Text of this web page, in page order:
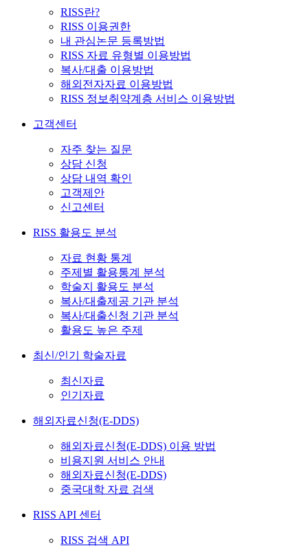
RISS란?
RISS 이용권한
내 관심논문 등록방법
RISS 자료 유형별 이용방법
복사/대출 이용방법
해외전자자료 이용방법
RISS 정보취약계층 서비스 이용방법
고객센터
자주 찾는 질문
상담 신청
상담 내역 확인
고객제안
신고센터
RISS 활용도 분석
자료 현황 통계
주제별 활용통계 분석
학술지 활용도 분석
복사/대출제공 기관 분석
복사/대출신청 기관 분석
활용도 높은 주제
최신/인기 학술자료
최신자료
인기자료
해외자료신청(E-DDS)
해외자료신청(E-DDS) 이용 방법
비용지원 서비스 안내
해외자료신청(E-DDS)
중국대학 자료 검색
RISS API 센터
RISS 검색 API